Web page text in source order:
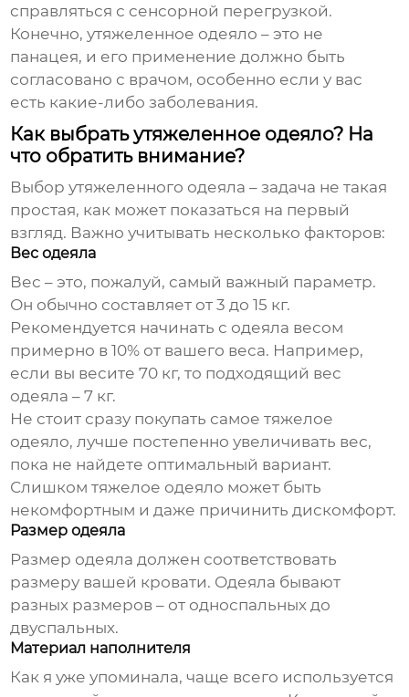
справляться с сенсорной перегрузкой.
Конечно, утяжеленное одеяло – это не
панацея, и его применение должно быть
согласовано с врачом, особенно если у вас
есть какие-либо заболевания.
Как выбрать утяжеленное одеяло? На
что обратить внимание?
Выборутяжеленного одеяла – задача не такая
простая, как может показаться на первый
взгляд. Важно учитывать несколько факторов:
Вес одеяла
Вес – это, пожалуй, самый важный параметр.
Он обычно составляет от 3 до 15 кг.
Рекомендуется начинать с одеяла весом
примерно в 10% от вашего веса. Например,
если вы весите 70 кг, то подходящий вес
одеяла – 7 кг.
Не стоит сразу покупать самое тяжелое
одеяло, лучше постепенно увеличивать вес,
пока не найдете оптимальный вариант.
Слишком тяжелое одеяло может быть
некомфортным и даже причинить дискомфорт.
Размер одеяла
Размер одеяла должен соответствовать
размеру вашей кровати. Одеяла бывают
разных размеров – от односпальных до
двуспальных.
Материал наполнителя
Как я уже упоминала, чаще всего используется